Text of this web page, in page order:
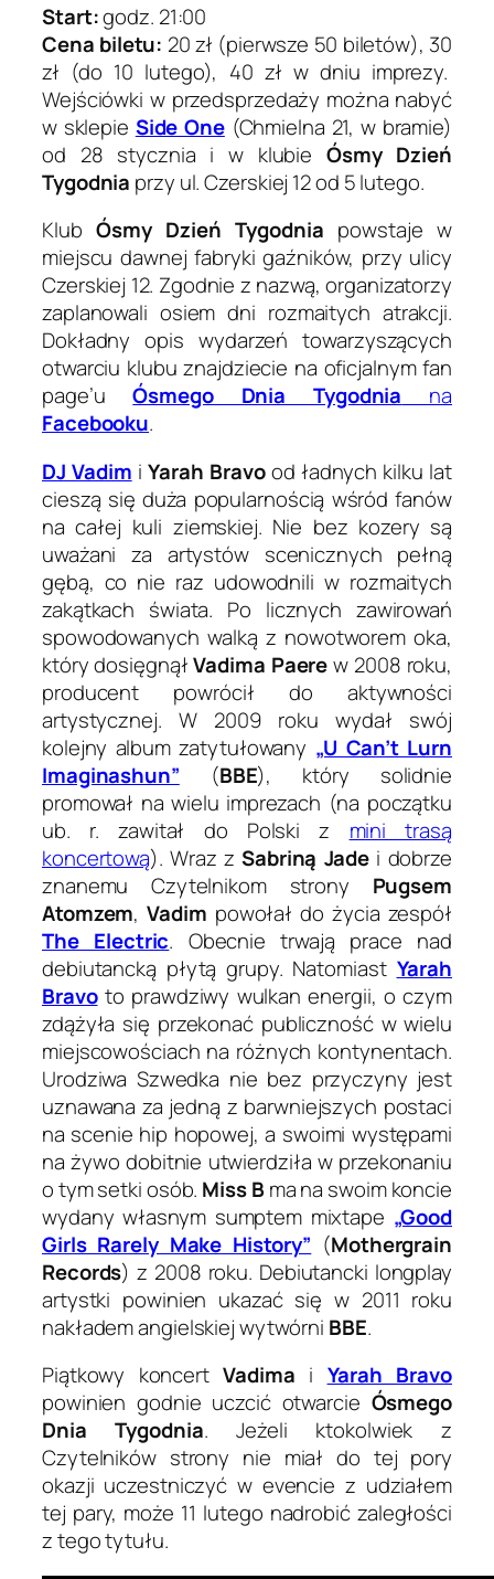
Start:godz. 21:00
Cena biletu: 20 zł (pierwsze 50 biletów), 30
zł (do 10 lutego), 40 zł w dniu imprezy.
Wejściówki w przedsprzedaży można nabyć
w sklepie Side One(Chmielna 21, w bramie)
od 28 stycznia i w klubieÓsmy Dzień
Tygodnia przy ul. Czerskiej 12 od 5 lutego.
KlubÓsmy Dzień Tygodnia powstaje w
miejscu dawnej fabryki gaźników, przy ulicy
Czerskiej 12. Zgodnie z nazwą, organizatorzy
zaplanowali osiem dni rozmaitych atrakcji.
Dokładny opis wydarzeń towarzyszących
otwarciu klubu znajdziecie na oficjalnym fan
page’uÓsmego Dnia Tygodnia na
Facebooku.
DJ Vadim iYarah Bravood ładnych kilku lat
cieszą się duża popularnością wśród fanów
na całej kuli ziemskiej. Nie bez kozery są
uważani za artystów scenicznych pełną
gębą, co nie raz udowodnili w rozmaitych
zakątkach świata. Po licznych zawirowań
spowodowanych walką z nowotworem oka,
który dosięgnąłVadima Paerew 2008 roku,
producent powrócił do aktywności
artystycznej. W 2009 roku wydał swój
kolejny album zatytułowany „U Can’t Lurn
Imaginashun” (BBE), który solidnie
promował na wielu imprezach (na początku
ub. r. zawitał do Polski z mini trasą
koncertową). Wraz zSabriną Jade i dobrze
znanemu Czytelnikom strony Pugsem
Atomzem,Vadim powołał do życia zespół
The Electric. Obecnie trwają prace nad
debiutancką płytą grupy. Natomiast Yarah
Bravoto prawdziwy wulkan energii, o czym
zdążyła się przekonać publiczność w wielu
miejscowościach na różnych kontynentach.
Urodziwa Szwedka nie bez przyczyny jest
uznawana za jedną z barwniejszych postaci
na scenie hip hopowej, a swoimi występami
na żywo dobitnie utwierdziła w przekonaniu
o tym setki osób. Miss B ma na swoim koncie
wydany własnym sumptem mixtape „Good
Girls Rarely Make History” (Mothergrain
Records) z 2008 roku. Debiutancki longplay
artystki powinien ukazać się w 2011 roku
nakładem angielskiej wytwórni BBE.
Piątkowy koncertVadima i Yarah Bravo
powinien godnie uczcić otwarcie Ósmego
Dnia Tygodnia. Jeżeli ktokolwiek z
Czytelników strony nie miał do tej pory
okazji uczestniczyć w evencie z udziałem
tej pary, może 11 lutego nadrobić zaległości
z tego tytułu.